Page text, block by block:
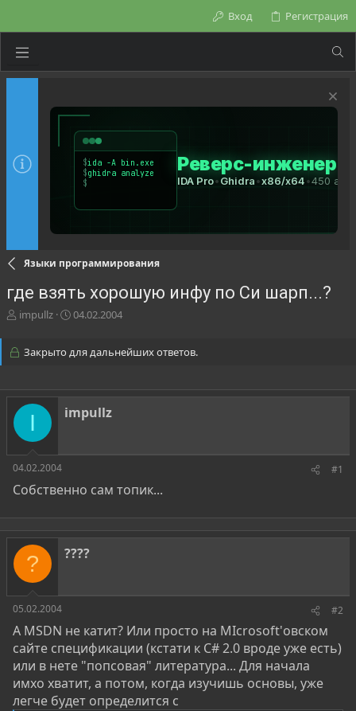
Вход Регистрация
Языки программирования
где взять хорошую инфу по Си шарп...?
А
о
е
м
impullz
Д
а
ч
а
04.02.2004
Закрыто для дальнейших ответов.
I impullz
04.02.2004 #1
Собственно сам топик...
? ????
05.02.2004 #2
А MSDN не катит? Или просто на MIcrosoft'овском
сайте спецификации (кстати к C# 2.0 вроде уже есть)
или в нете "попсовая" литература... Для начала
имхо хватит, а потом, когда изучишь основы, уже
легче будет определится с